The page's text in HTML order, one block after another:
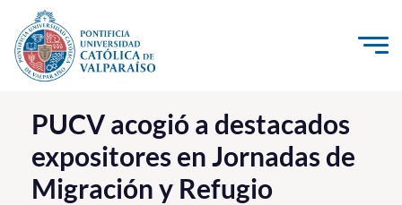
Click acá para ir directamente al contenido
La Universidad
Investigación, Creación e Innovación
PUCV Internacional
PUCV acogió a destacados
expositores en Jornadas de
Migración y Refugio